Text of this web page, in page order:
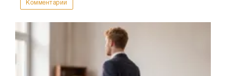
Комментарии